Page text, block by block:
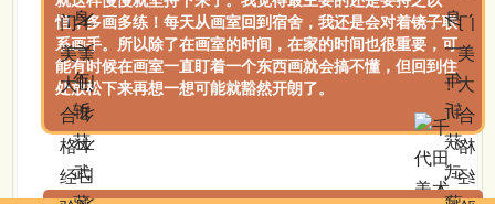
恒，多画多练！每天从画室回到宿舍，我还是会对着镜子联
系画手。所以除了在画室的时间，在家的时间也很重要，可
能有时候在画室一直盯着一个东西画就会搞不懂，但回到住
处放松下来再想一想可能就豁然开朗了。